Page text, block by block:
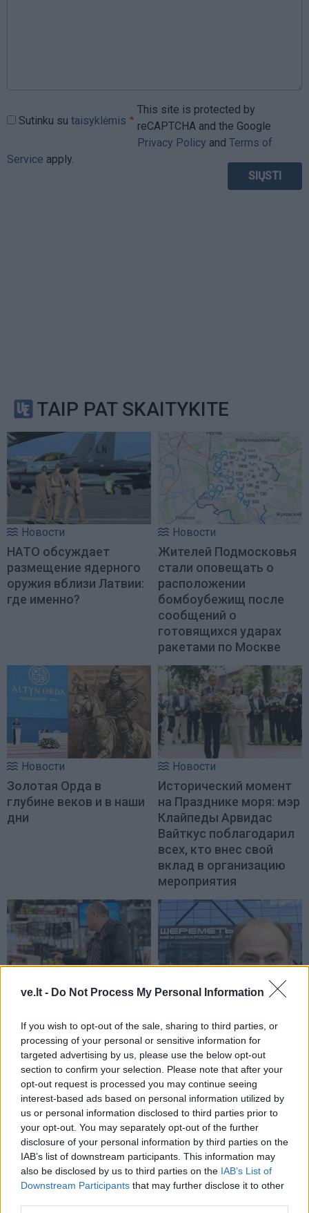
ve.lt - Do Not Process My Personal Information
If you wish to opt-out of the sale, sharing to third parties, or
processing of your personal or sensitive information for
targeted advertising by us, please use the below opt-out
section to confirm your selection. Please note that after your
opt-out request is processed you may continue seeing
interest-based ads based on personal information utilized by
us or personal information disclosed to third parties prior to
your opt-out. You may separately opt-out of the further
disclosure of your personal information by third parties on the
IAB’s list of downstream participants. This information may
also be disclosed by us to third parties on the IAB’s List of
Downstream Participants that may further disclose it to other
Sutinku su taisyklėmis
This site is protected by
reCAPTCHA and the Google
Privacy Policy and Terms of
Service apply.
TAIP PAT SKAITYKITE
Новости
НАТО обсуждает
размещение ядерного
оружия вблизи Латвии:
где именно?
Новости
Жителей Подмосковья
стали оповещать о
расположении
бомбоубежищ после
сообщений о
готовящихся ударах
ракетами по Москве
Новости
Золотая Орда в
глубине веков и в наши
дни
Новости
Исторический момент
на Празднике моря: мэр
Клайпеды Арвидас
Вайткус поблагодарил
всех, кто внес свой
вклад в организацию
мероприятия
Новости
Теперь без отпуска и
ресторанов? Как
экономят россияне
Новости
В центре Москвы
найден повешенным
директор VIP-
терминала
Шереметьево(1)